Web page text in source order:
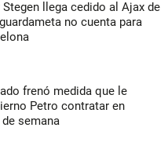
Stegen llega cedido al Ajax de
no cuenta para
frenó medida que le
Petro contratar en
semana